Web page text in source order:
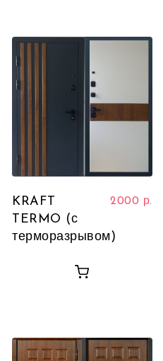
KRAFT
TERMO (с
терморазрывом)
2000 р.